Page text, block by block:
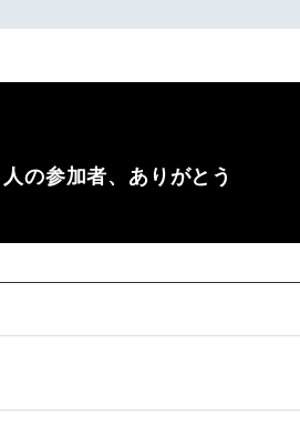
の参加者、ありがとう